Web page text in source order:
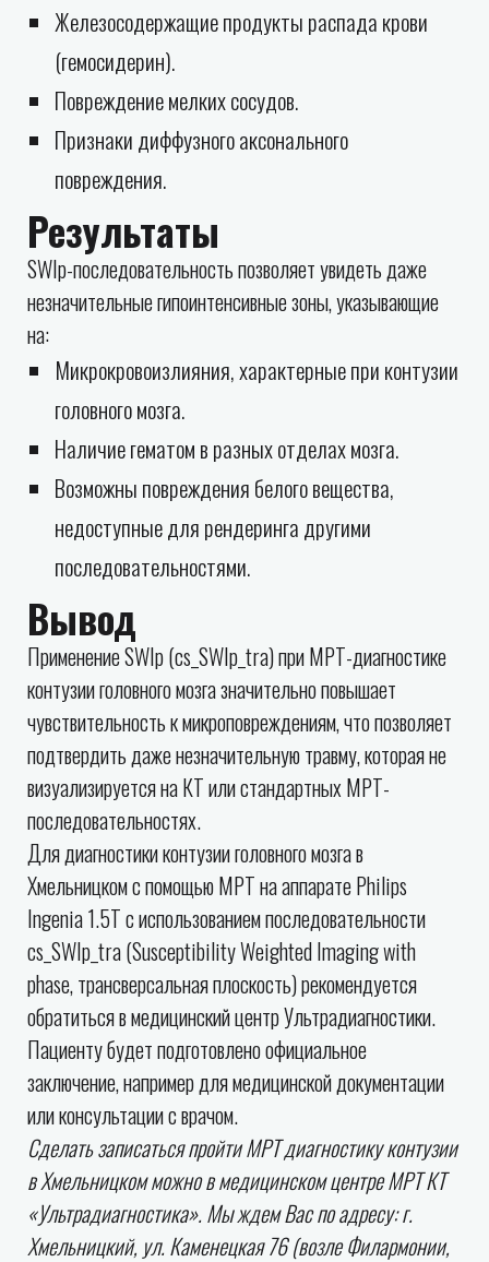
Железосодержащие продукты распада крови
(гемосидерин).
Повреждение мелких сосудов.
Признаки диффузного аксонального
повреждения.
Результаты
SWIp-последовательность позволяет увидеть даже
незначительные гипоинтенсивные зоны, указывающие
на:
Микрокровоизлияния, характерные при контузии
головного мозга.
Наличие гематом в разных отделах мозга.
Возможны повреждения белого вещества,
недоступные для рендеринга другими
последовательностями.
Вывод
Применение SWIp (cs_SWIp_tra) при МРТ-диагностике
контузии головного мозга значительно повышает
чувствительность к микроповреждениям, что позволяет
подтвердить даже незначительную травму, которая не
визуализируется на КТ или стандартных МРТ-
последовательностях.
Для диагностики контузии головного мозга в
Хмельницком с помощью МРТ на аппарате Philips
Ingenia 1.5T с использованием последовательности
cs_SWIp_tra (Susceptibility Weighted Imaging with
phase, трансверсальная плоскость) рекомендуется
обратиться в медицинский центр Ультрадиагностики.
Пациенту будет подготовлено официальное
заключение, например для медицинской документации
или консультации с врачом.
Сделать записаться пройти МРТ диагностику контузии
в Хмельницком можно в медицинском центре МРТ КТ
«Ультрадиагностика». Мы ждем Вас по адресу: г.
Хмельницкий, ул. Каменецкая 76 (возле Филармонии,